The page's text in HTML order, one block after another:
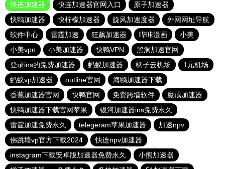
快连加速器
快连加速器官网入口
原子加速器
快鸭加速器
快柠檬加速器 旋风加速度器
外网网址导航
软件中心
雷霆加速 狂飙加速器 哔咔漫画
小美
小美vpn
小美加速器 快鸭VPN
黑洞加速官网
登录ins的免费加速器
蚂蚁加速器 橘子云机场
1元机场
蚂蚁vp加速器
outline官网
海鸥加速器下载
香蕉加速器官网
快鸭官网 免费跨墙软件
魔戒加速器
快鸭加速器下载官网苹果
银河加速器ins免费永久
雷霆加速免费永久
telegeram苹果加速器
加速npv
佛跳墙vp官方下载2024
快连npv加速器
instagram下载安卓版加速器免费永久
小熊加速器